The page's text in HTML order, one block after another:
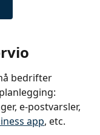
bedrifter
e-postvarsler,
app, etc.